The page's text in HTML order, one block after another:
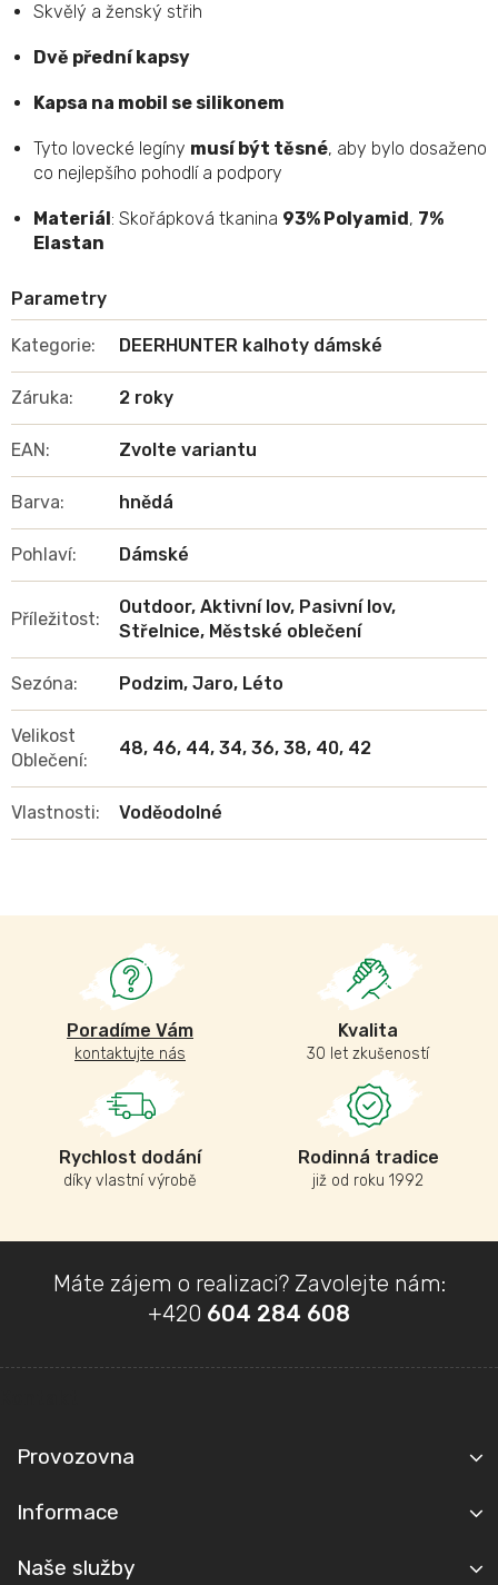
Poradíme Vám
kontaktujte nás
Kvalita
30 let zkušeností
Rychlost dodání
díky vlastní výrobě
Rodinná tradice
již od roku 1992
Skvělý a ženský střih
Dvě přední kapsy
Kapsa na mobil se silikonem
Tyto lovecké legíny musí být těsné, aby bylo dosaženo
co nejlepšího pohodlí a podpory
Materiál: Skořápková tkanina 93% Polyamid, 7%
Elastan
Kategorie: DEERHUNTER kalhoty dámské
Záruka: 2 roky
EAN: Zvolte variantu
Barva: hnědá
Pohlaví: Dámské
Příležitost:
Outdoor, Aktivní lov, Pasivní lov,
Střelnice, Městské oblečení
Sezóna: Podzim, Jaro, Léto
Velikost
Oblečení:
48, 46, 44, 34, 36, 38, 40, 42
Vlastnosti: Voděodolné
a
Máte zájem o realizaci? Zavolejte nám:
+420 604 284 608
Provozovna
Informace
Naše služby